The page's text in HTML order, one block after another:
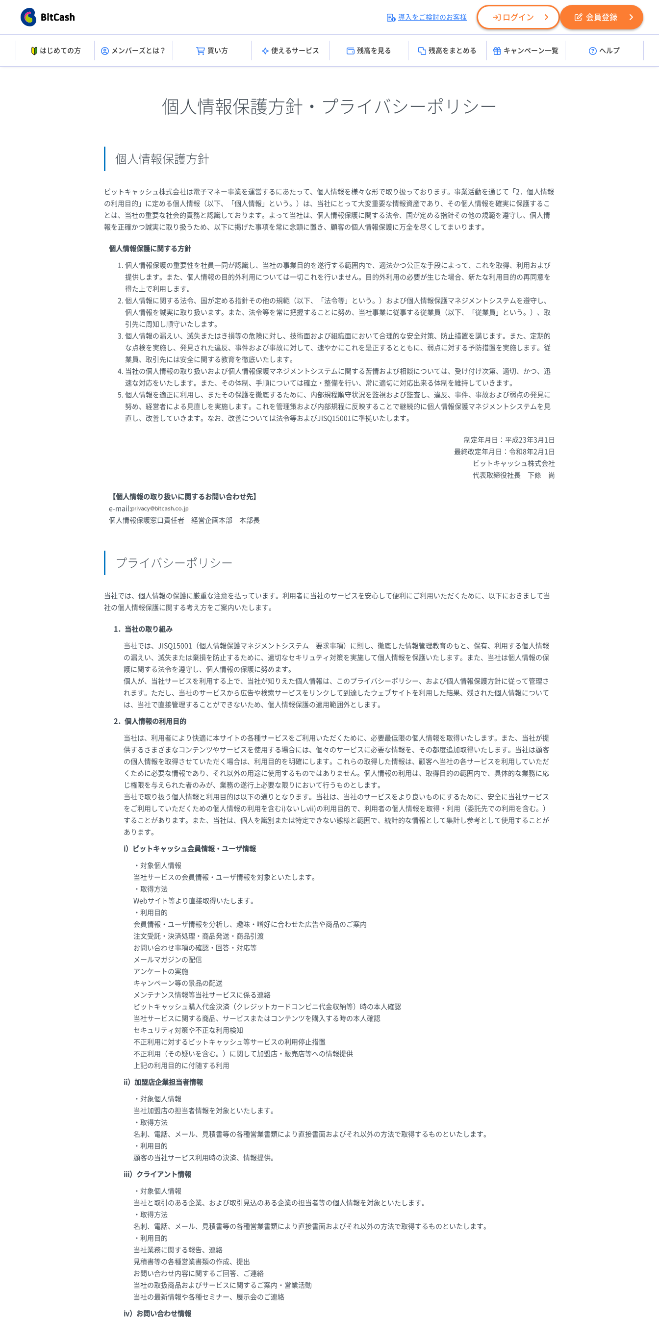
導入をご検討のお客様 ログイン 会員登録
はじめての方 メンバーズとは？ 買い方 使えるサービス 残高を見る 残高をまとめる キャンペーン一覧 ヘルプ
個人情報保護方針・プライバシーポリシー
個人情報保護方針
ビットキャッシュ株式会社は電子マネー事業を運営するにあたって、個人情報を様々な形で取り扱っております。事業活動を通じて「2．個人情報
の利用目的」に定める個人情報（以下、「個人情報」という。）は、当社にとって大変重要な情報資産であり、その個人情報を確実に保護するこ
とは、当社の重要な社会的責務と認識しております。よって当社は、個人情報保護に関する法令、国が定める指針その他の規範を遵守し、個人情
報を正確かつ誠実に取り扱うため、以下に掲げた事項を常に念頭に置き、顧客の個人情報保護に万全を尽くしてまいります。
個人情報保護に関する方針
個人情報保護の重要性を社員一同が認識し、当社の事業目的を遂行する範囲内で、適法かつ公正な手段によって、これを取得、利用および
提供します。また、個人情報の目的外利用については一切これを行いません。目的外利用の必要が生じた場合、新たな利用目的の再同意を
得た上で利用します。
個人情報に関する法令、国が定める指針その他の規範（以下、「法令等」という。）および個人情報保護マネジメントシステムを遵守し、
個人情報を誠実に取り扱います。また、法令等を常に把握することに努め、当社事業に従事する従業員（以下、「従業員」という。）、取
引先に周知し順守いたします。
個人情報の漏えい、滅失またはき損等の危険に対し、技術面および組織面において合理的な安全対策、防止措置を講じます。また、定期的
な点検を実施し、発見された違反、事件および事故に対して、速やかにこれを是正するとともに、弱点に対する予防措置を実施します。従
業員、取引先には安全に関する教育を徹底いたします。
当社の個人情報の取り扱いおよび個人情報保護マネジメントシステムに関する苦情および相談については、受け付け次第、適切、かつ、迅
速な対応をいたします。また、その体制、手順については確立・整備を行い、常に適切に対応出来る体制を維持していきます。
個人情報を適正に利用し、またその保護を徹底するために、内部規程順守状況を監視および監査し、違反、事件、事故および弱点の発見に
努め、経営者による見直しを実施します。これを管理策および内部規程に反映することで継続的に個人情報保護マネジメントシステムを見
直し、改善していきます。なお、改善については法令等およびJISQ15001に準拠いたします。
制定年月日：平成23年3月1日
最終改定年月日：令和8年2月1日
ビットキャッシュ株式会社
代表取締役社長 下條 尚
【個人情報の取り扱いに関するお問い合わせ先】
e-mail:
個人情報保護窓口責任者 経営企画本部 本部長
プライバシーポリシー
当社では、個人情報の保護に厳重な注意を払っています。利用者に当社のサービスを安心して便利にご利用いただくために、以下におきまして当
社の個人情報保護に関する考え方をご案内いたします。
1．当社の取り組み
当社では、JISQ15001（個人情報保護マネジメントシステム 要求事項）に則し、徹底した情報管理教育のもと、保有、利用する個人情報
の漏えい、滅失または棄損を防止するために、適切なセキリュティ対策を実施して個人情報を保護いたします。また、当社は個人情報の保
護に関する法令を遵守し、個人情報の保護に努めます。
個人が、当社サービスを利用する上で、当社が知りえた個人情報は、このプライバシーポリシー、および個人情報保護方針に従って管理さ
れます。ただし、当社のサービスから広告や検索サービスをリンクして到達したウェブサイトを利用した結果、残された個人情報について
は、当社で直接管理することができないため、個人情報保護の適用範囲外とします。
2．個人情報の利用目的
当社は、利用者により快適に本サイトの各種サービスをご利用いただくために、必要最低限の個人情報を取得いたします。また、当社が提
供するさまざまなコンテンツやサービスを使用する場合には、個々のサービスに必要な情報を、その都度追加取得いたします。当社は顧客
の個人情報を取得させていただく場合は、利用目的を明確にします。これらの取得した情報は、顧客へ当社の各サービスを利用していただ
くために必要な情報であり、それ以外の用途に使用するものではありません。個人情報の利用は、取得目的の範囲内で、具体的な業務に応
じ権限を与えられた者のみが、業務の遂行上必要な限りにおいて行うものとします。
当社で取り扱う個人情報と利用目的は以下の通りとなります。当社は、当社のサービスをより良いものにするために、安全に当社サービス
をご利用していただくための個人情報の利用を含むi)ないしvii)の利用目的で、利用者の個人情報を取得・利用（委託先での利用を含む。）
することがあります。また、当社は、個人を識別または特定できない態様と範囲で、統計的な情報として集計し参考として使用することが
あります。
i）ビットキャッシュ会員情報・ユーザ情報
・対象個人情報
当社サービスの会員情報・ユーザ情報を対象といたします。
・取得方法
Webサイト等より直接取得いたします。
・利用目的
会員情報・ユーザ情報を分析し、趣味・嗜好に合わせた広告や商品のご案内
注文受託・決済処理・商品発送・商品引渡
お問い合わせ事項の確認・回答・対応等
メールマガジンの配信
アンケートの実施
キャンペーン等の景品の配送
メンテナンス情報等当社サービスに係る連絡
ビットキャッシュ購入代金決済（クレジットカードコンビニ代金収納等）時の本人確認
当社サービスに関する商品、サービスまたはコンテンツを購入する時の本人確認
セキュリティ対策や不正な利用検知
不正利用に対するビットキャッシュ等サービスの利用停止措置
不正利用（その疑いを含む。）に関して加盟店・販売店等への情報提供
上記の利用目的に付随する利用
ii）加盟店企業担当者情報
・対象個人情報
当社加盟店の担当者情報を対象といたします。
・取得方法
名刺、電話、メール、見積書等の各種営業書類により直接書面およびそれ以外の方法で取得するものといたします。
・利用目的
顧客の当社サービス利用時の決済、情報提供。
iii）クライアント情報
・対象個人情報
当社と取引のある企業、および取引見込のある企業の担当者等の個人情報を対象といたします。
・取得方法
名刺、電話、メール、見積書等の各種営業書類により直接書面およびそれ以外の方法で取得するものといたします。
・利用目的
当社業務に関する報告、連絡
見積書等の各種営業書類の作成、提出
お問い合わせ内容に関するご回答、ご連絡
当社の取扱商品およびサービスに関するご案内・営業活動
当社の最新情報や各種セミナー、展示会のご連絡
iv）お問い合わせ情報